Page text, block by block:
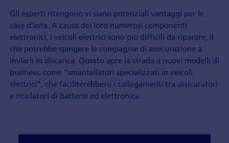
Gli esperti ritengono vi siano potenziali vantaggi per le
case d'asta. A causa dei loro numerosi componenti
elettronici, i veicoli elettrici sono più difficili da riparare, il
che potrebbe spingere le compagnie di assicurazione a
inviarli in discarica. Questo apre la strada a nuovi modelli di
business, come “smantellatori specializzati in veicoli
elettrici”, che faciliterebbero i collegamenti tra assicuratori
e riciclatori di batterie ed elettronica.